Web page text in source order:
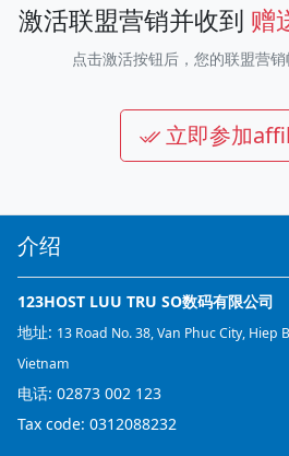
激活联盟营销并收到 赠
点击激活按钮后，您的联盟营
立即参加
介绍
123HOST LUU TRU SO数码有限公司
地址: 13 Road No. 38, Van Phuc City, Hiep
Vietnam
电话: 02873 002 123
Tax code: 0312088232